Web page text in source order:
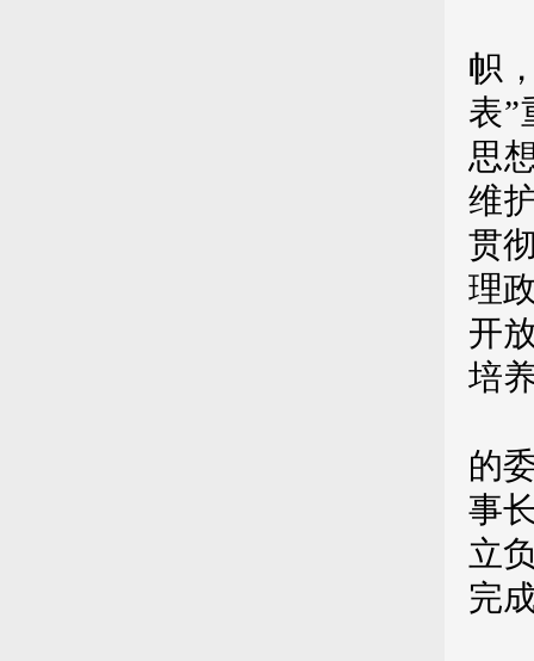
帜
表”
思
维
贯
理
开
培
的
事
立
完